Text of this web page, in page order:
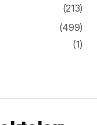
(213)
(499)
(1)